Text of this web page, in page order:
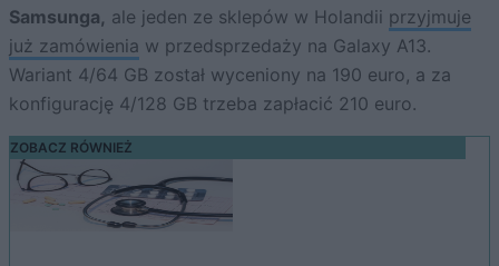
Samsunga, ale jeden ze sklepów w Holandii przyjmuje
już zamówienia w przedsprzedaży na Galaxy A13.
Wariant 4/64 GB został wyceniony na 190 euro, a za
konfigurację 4/128 GB trzeba zapłacić 210 euro.
ZOBACZ RÓWNIEŻ